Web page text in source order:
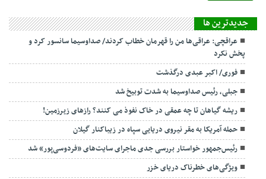
جديدترين ها
عراقچی: عراقی‌ها من را قهرمان خطاب کردند/ صداوسیما سانسور کرد و
پخش نکرد
فوری/ اکبر عبدی درگذشت
جبلی، رئیس صداوسیما به شدت توبیخ شد
ریشه گیاهان تا چه عمقی در خاک نفوذ می کنند؟ رازهای زیرزمین!
حمله آمریکا به مقر نیروی دریایی سپاه در زیباکنار گیلان
رئیس‌جمهور خواستار بررسی جدی ماجرای سایت‌های «فردوسی‌پور» شد
ویژگی‌های خطرناک دریای خزر